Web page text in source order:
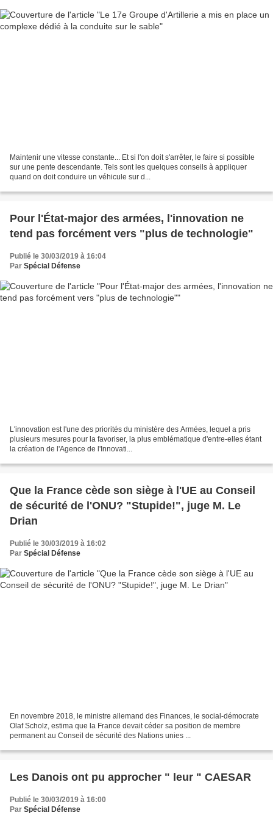
Maintenir une vitesse constante... Et si l'on doit s'arrêter, le faire si possible
sur une pente descendante. Tels sont les quelques conseils à appliquer
quand on doit conduire un véhicule sur d...
Pour l'État-major des armées, l'innovation ne
tend pas forcément vers "plus de technologie"
Publié le 30/03/2019 à 16:04
Par Spécial Défense
L'innovation est l'une des priorités du ministère des Armées, lequel a pris
plusieurs mesures pour la favoriser, la plus emblématique d'entre-elles étant
la création de l'Agence de l'Innovati...
Que la France cède son siège à l'UE au Conseil
de sécurité de l'ONU? "Stupide!", juge M. Le
Drian
Publié le 30/03/2019 à 16:02
Par Spécial Défense
En novembre 2018, le ministre allemand des Finances, le social-démocrate
Olaf Scholz, estima que la France devait céder sa position de membre
permanent au Conseil de sécurité des Nations unies ...
Les Danois ont pu approcher " leur " CAESAR
Publié le 30/03/2019 à 16:00
Par Spécial Défense